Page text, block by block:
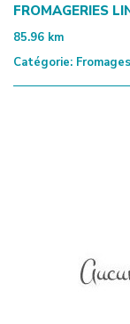
FROMAGERIES
85.96 km
Catégorie: